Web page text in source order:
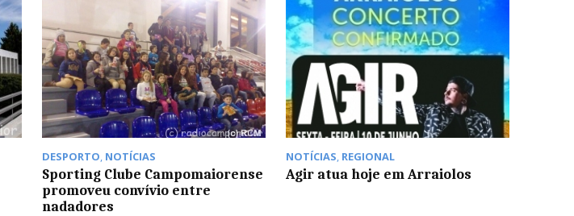
DESPORTO, NOTÍCIAS
Sporting Clube Campomaiorense
promoveu convívio entre
nadadores
NOTÍCIAS, REGIONAL
Agir atua hoje em Arraiolos